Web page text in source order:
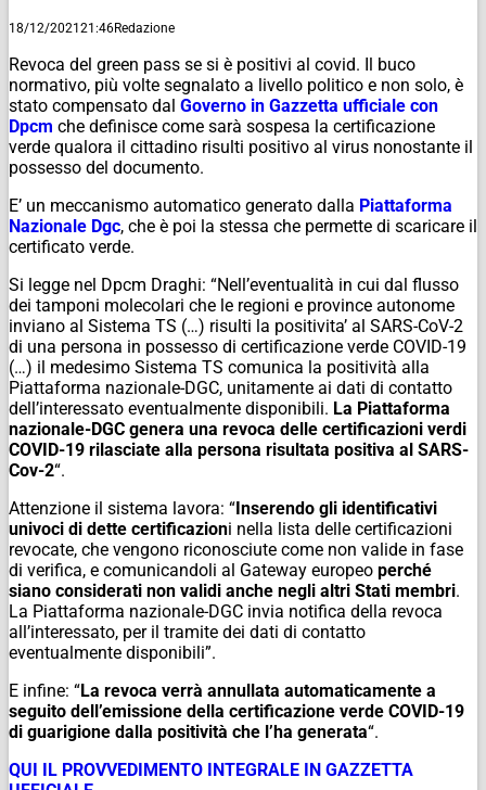
18/12/202121:46Redazione
Revoca del green pass se si è positivi al covid. Il buco
normativo, più volte segnalato a livello politico e non solo, è
stato compensato dal Governo in Gazzetta ufficiale con
Dpcm che definisce come sarà sospesa la certificazione
verde qualora il cittadino risulti positivo al virus nonostante il
possesso del documento.
E’ un meccanismo automatico generato dalla Piattaforma
Nazionale Dgc, che è poi la stessa che permette di scaricare il
certificato verde.
Si legge nel Dpcm Draghi: “Nell’eventualità in cui dal flusso
dei tamponi molecolari che le regioni e province autonome
inviano al Sistema TS (…) risulti la positivita’ al SARS-CoV-2
di una persona in possesso di certificazione verde COVID-19
(…) il medesimo Sistema TS comunica la positività alla
Piattaforma nazionale-DGC, unitamente ai dati di contatto
dell’interessato eventualmente disponibili. La Piattaforma
nazionale-DGC genera una revoca delle certificazioni verdi
COVID-19 rilasciate alla persona risultata positiva al SARS-
Cov-2“.
Attenzione il sistema lavora: “Inserendo gli identificativi
univoci di dette certificazioni nella lista delle certificazioni
revocate, che vengono riconosciute come non valide in fase
di verifica, e comunicandoli al Gateway europeo perché
siano considerati non validi anche negli altri Stati membri.
La Piattaforma nazionale-DGC invia notifica della revoca
all’interessato, per il tramite dei dati di contatto
eventualmente disponibili”.
E infine: “La revoca verrà annullata automaticamente a
seguito dell’emissione della certificazione verde COVID-19
di guarigione dalla positività che l’ha generata“.
QUI IL PROVVEDIMENTO INTEGRALE IN GAZZETTA